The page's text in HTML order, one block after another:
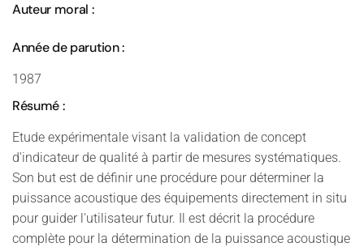
Auteur moral :
Année de parution :
1987
Résumé :
Etude expérimentale visant la validation de concept
d'indicateur de qualité à partir de mesures systématiques.
Son but est de définir une procédure pour déterminer la
puissance acoustique des équipements directement in situ
pour guider l'utilisateur futur. Il est décrit la procédure
complète pour la détermination de la puissance acoustique